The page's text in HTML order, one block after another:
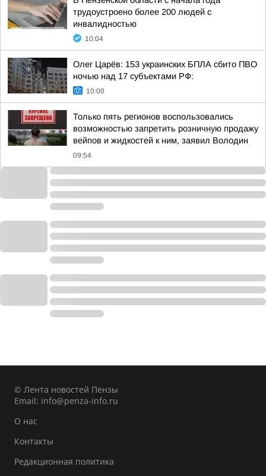
трудоустроено более 200 людей с
инвалидностью
10:04
Олег Царёв: 153 украинских БПЛА сбито ПВО
ночью над 17 субъектами РФ:
10:00
Только пять регионов воспользовались
возможностью запретить розничную продажу
вейпов и жидкостей к ним, заявил Володин
09:54
© Лента новостей Пензы
Email: info@penza-info.ru
О нас
Контакты
Редакционная политика